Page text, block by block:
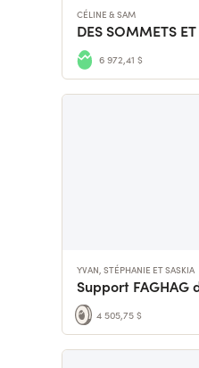
CÉLINE & SAM
DES SOMMETS
6 972,41 $
YVAN, STÉPHANIE ET SASKIA
Support
4 505,75 $